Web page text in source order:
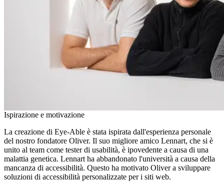
Ispirazione e motivazione
La creazione di Eye-Able è stata ispirata dall'esperienza personale
del nostro fondatore Oliver. Il suo migliore amico Lennart, che si è
unito al team come tester di usabilità, è ipovedente a causa di una
malattia genetica. Lennart ha abbandonato l'università a causa della
mancanza di accessibilità. Questo ha motivato Oliver a sviluppare
soluzioni di accessibilità personalizzate per i siti web.